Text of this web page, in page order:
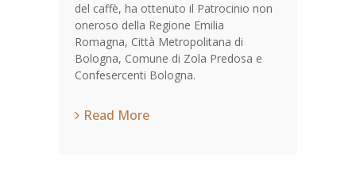
del caffè, ha ottenuto il Patrocinio non
oneroso della Regione Emilia
Romagna, Città Metropolitana di
Bologna, Comune di Zola Predosa e
Confesercenti Bologna.
Read More